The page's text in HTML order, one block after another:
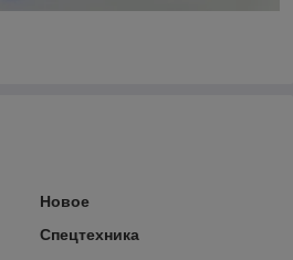
Новое
Спецтехника